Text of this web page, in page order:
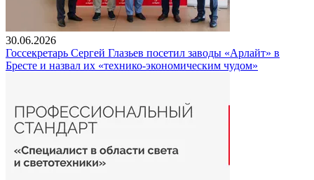
30.06.2026
Госсекретарь Сергей Глазьев посетил заводы «Арлайт» в
Бресте и назвал их «технико-экономическим чудом»